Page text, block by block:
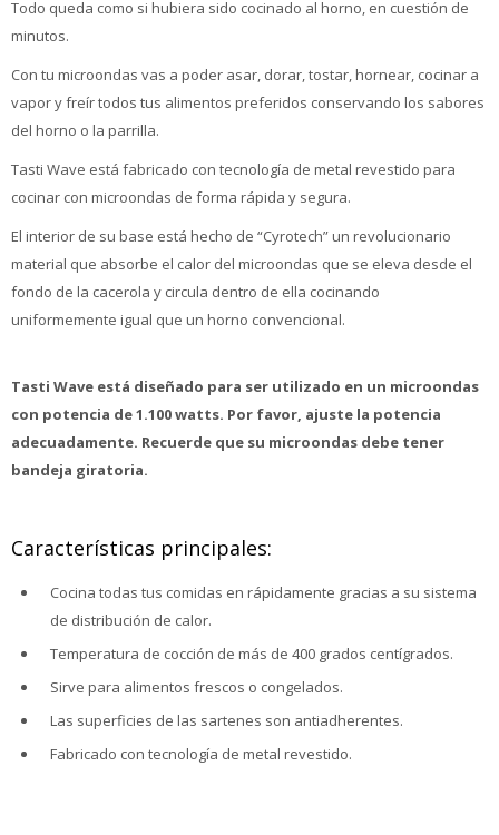
Todo queda como si hubiera sido cocinado al horno, en cuestión de
minutos.
Con tu microondas vas a poder asar, dorar, tostar, hornear, cocinar a
vapor y freír todos tus alimentos preferidos conservando los sabores
del horno o la parrilla.
Tasti Wave está fabricado con tecnología de metal revestido para
cocinar con microondas de forma rápida y segura.
El interior de su base está hecho de “Cyrotech” un revolucionario
material que absorbe el calor del microondas que se eleva desde el
fondo de la cacerola y circula dentro de ella cocinando
uniformemente igual que un horno convencional.
Tasti Wave está diseñado para ser utilizado en un microondas
con potencia de 1.100 watts. Por favor, ajuste la potencia
adecuadamente. Recuerde que su microondas debe tener
bandeja giratoria.
Características principales:
Cocina todas tus comidas en rápidamente gracias a su sistema
de distribución de calor.
Temperatura de cocción de más de 400 grados centígrados.
Sirve para alimentos frescos o congelados.
Las superficies de las sartenes son antiadherentes.
Fabricado con tecnología de metal revestido.